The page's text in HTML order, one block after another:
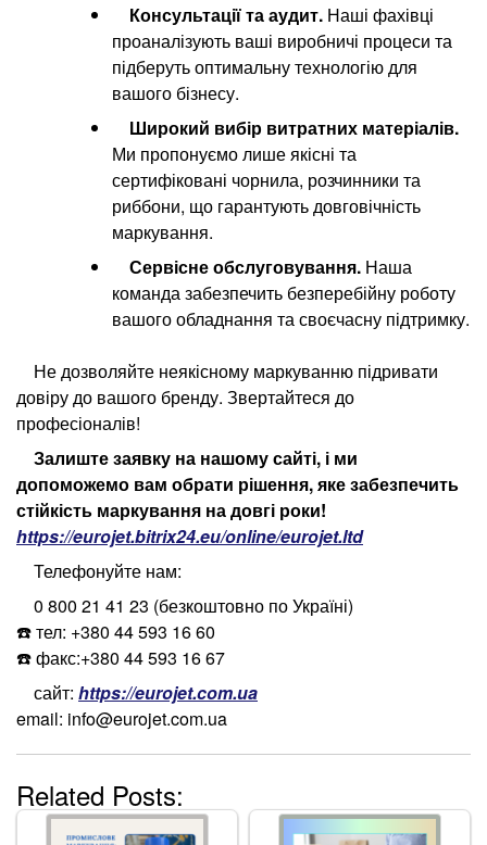
Консультації та аудит. Наші фахівці
проаналізують ваші виробничі процеси та
підберуть оптимальну технологію для
вашого бізнесу.
Широкий вибір витратних матеріалів.
Ми пропонуємо лише якісні та
сертифіковані чорнила, розчинники та
риббони, що гарантують довговічність
маркування.
Сервісне обслуговування. Наша
команда забезпечить безперебійну роботу
вашого обладнання та своєчасну підтримку.
Не дозволяйте неякісному маркуванню підривати
довіру до вашого бренду. Звертайтеся до
професіоналів!
Залиште заявку на нашому сайті, і ми
допоможемо вам обрати рішення, яке забезпечить
стійкість маркування на довгі роки!
https://eurojet.bitrix24.eu/online/eurojet.ltd
Телефонуйте нам:
0 800 21 41 23 (безкоштовно по Україні)
☎️ тел: +380 44 593 16 60
☎️ факс:+380 44 593 16 67
сайт: https://eurojet.com.ua
email: info@eurojet.com.ua
Related Posts: